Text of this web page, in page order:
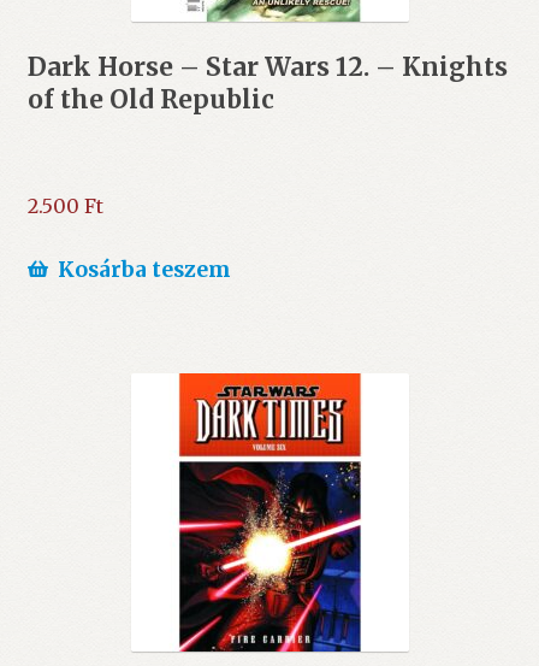
Dark Horse – Star Wars 12. – Knights
of the Old Republic
2.500 Ft
Kosárba teszem